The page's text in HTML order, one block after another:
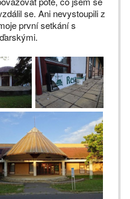
se. Ani nevystoupili z
první setkání s